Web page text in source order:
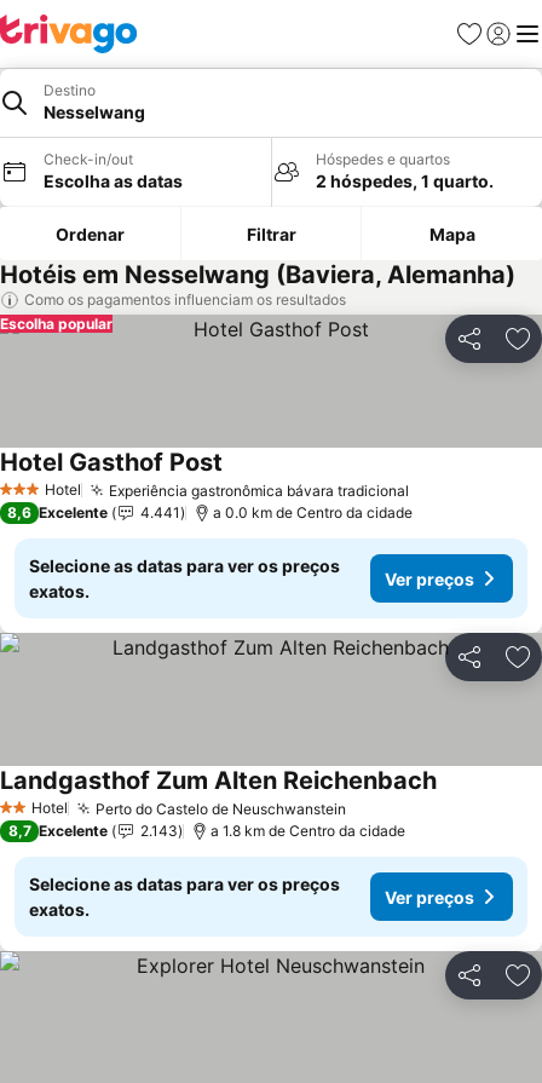
Favoritos
Iniciar
Destino
Nesselwang
Check-in/out
Escolha as datas
Hóspedes e quartos
2 hóspedes, 1 quarto.
Ordenar Filtrar Mapa
Hotéis em Nesselwang (Baviera, Alemanha)
Como os pagamentos influenciam os resultados
Partilhar
Escolha popular
3 EstrelasHotel Experiência gastronômica bávara tradicional
Hotel Gasthof Post
8,6 Excelente 4.441 a 0.0 km de Centro da cidade
Selecione as datas para ver os preços
exatos.
Ver preços
Partilhar
2 Estrelas
Hotel Perto do Castelo de Neuschwanstein
Landgasthof Zum Alten Reichenbach
8,7 Excelente 2.143 a 1.8 km de Centro da cidade
Selecione as datas para ver os preços
exatos.
Ver preços
Partilhar